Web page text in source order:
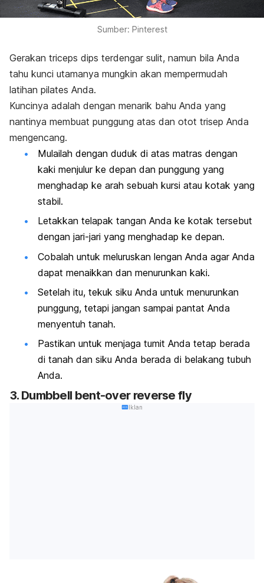
Sumber: Pinterest
Gerakan triceps dips terdengar sulit, namun bila Anda
tahu kunci utamanya mungkin akan mempermudah
latihan pilates Anda.
Kuncinya adalah dengan menarik bahu Anda yang
nantinya membuat punggung atas dan otot trisep Anda
mengencang.
Mulailah dengan duduk di atas matras dengan
kaki menjulur ke depan dan punggung yang
menghadap ke arah sebuah kursi atau kotak yang
stabil.
Letakkan telapak tangan Anda ke kotak tersebut
dengan jari-jari yang menghadap ke depan.
Cobalah untuk meluruskan lengan Anda agar Anda
dapat menaikkan dan menurunkan kaki.
Setelah itu, tekuk siku Anda untuk menurunkan
punggung, tetapi jangan sampai pantat Anda
menyentuh tanah.
Pastikan untuk menjaga tumit Anda tetap berada
di tanah dan siku Anda berada di belakang tubuh
Anda.
3. Dumbbell bent-over reverse fly
Iklan